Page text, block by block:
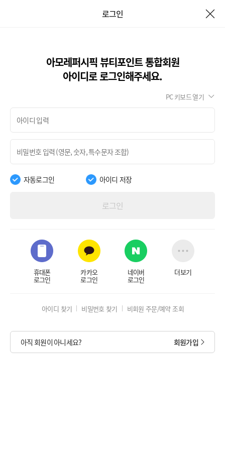
로그인
아모레퍼시픽 뷰티포인트 통합회원
아이디로 로그인해주세요.
PC 키보드 열기
자동로그인 아이디 저장
로그인
휴대폰
로그인
카카오
로그인
네이버
로그인
더보기
아이디 찾기 비밀번호 찾기 비회원 주문/예약 조회
아직 회원이 아니세요? 회원가입